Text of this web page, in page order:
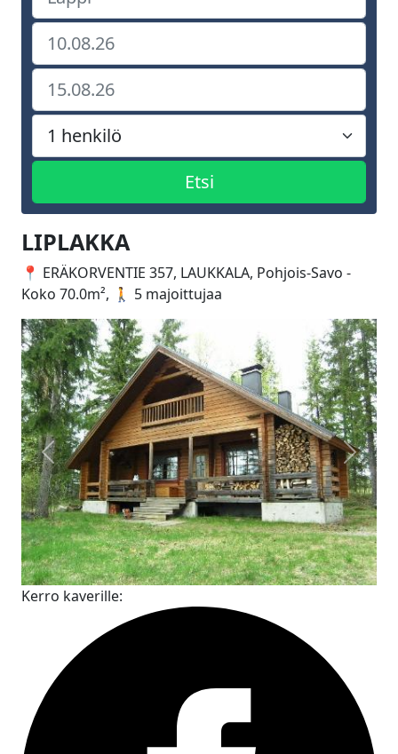
LIPLAKKA
📍 ERÄKORVENTIE 357, LAUKKALA, Pohjois-Savo -
Koko 70.0m², 🚶 5 majoittujaa
Edellinen
Kerro kaverille: